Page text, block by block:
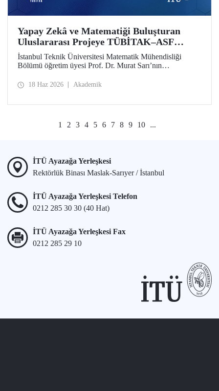
Yapay Zekâ ve Matematiği Buluşturan
Uluslararası Projeye TÜBİTAK–ASF
Desteği
İstanbul Teknik Üniversitesi Matematik Mühendisliği
Bölümü öğretim üyesi Prof. Dr. Murat Sarı’nın
matematiksel yöntemleri birleştiren uluslararası araştırma
18 Haz 2026 Akademik
1 2 3 4 5 6 7 8 9 10 ...
İTÜ Ayazağa Yerleşkesi
Rektörlük Binası Maslak-Sarıyer / İstanbul
İTÜ Ayazağa Yerleşkesi Telefon
0212 285 30 30 (40 Hat)
İTÜ Ayazağa Yerleşkesi Fax
0212 285 29 10